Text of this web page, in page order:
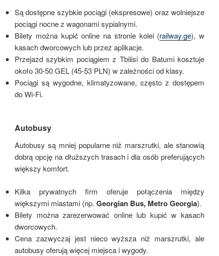
Są dostępne szybkie pociągi (ekspresowe) oraz wolniejsze
pociągi nocne z wagonami sypialnymi.
Bilety można kupić online na stronie kolei (railway.ge), w
kasach dworcowych lub przez aplikacje.
Przejazd szybkim pociągiem z Tbilisi do Batumi kosztuje
około 30-50 GEL (45-53 PLN) w zależności od klasy.
Pociągi są wygodne, klimatyzowane, często z dostępem
do Wi-Fi.
Autobusy
Autobusy są mniej popularne niż marszrutki, ale stanowią
dobrą opcję na dłuższych trasach i dla osób preferujących
większy komfort.
Kilka prywatnych firm oferuje połączenia między
większymi miastami (np. Georgian Bus, Metro Georgia).
Bilety można zarezerwować online lub kupić w kasach
dworcowych.
Cena zazwyczaj jest nieco wyższa niż marszrutki, ale
autobusy oferują więcej miejsca i wygody.